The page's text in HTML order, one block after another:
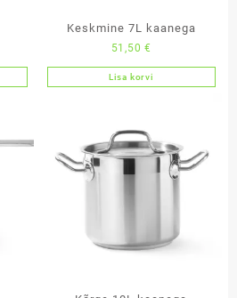
Keskmine 7L kaanega
51,50€
Lisa korvi